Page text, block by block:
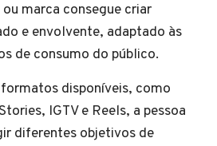
marca consegue criar
e envolvente, adaptado às
de consumo do público.
disponíveis, como
IGTV e Reels, a pessoa
diferentes objetivos de